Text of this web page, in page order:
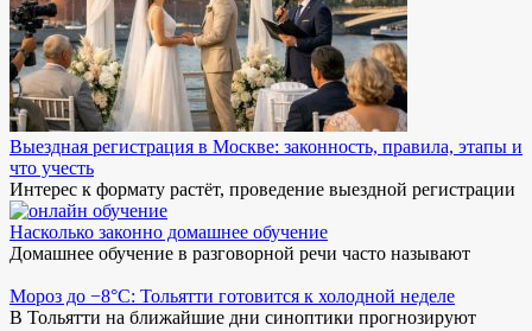
Выездная регистрация в Москве: законность, правила, этапы и
что учесть
Интерес к формату растёт, проведение выездной регистрации
Насколько законно домашнее обучение
Домашнее обучение в разговорной речи часто называют
Мороз до −8°C: Тольятти готовится к холодной неделе
В Тольятти на ближайшие дни синоптики прогнозируют